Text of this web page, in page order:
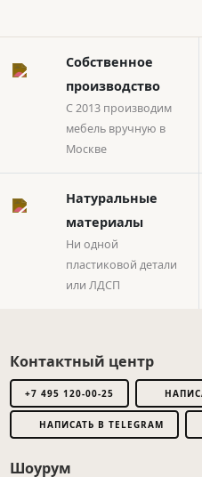
Собственное
производство
С 2013 производим
мебель вручную в
Москве
Натуральные
материалы
Ни одной
пластиковой детали
или ЛДСП
Контактный центр
+7 495 120-00-25
НАПИСАТЬ В TELEGRAM
Шоурум